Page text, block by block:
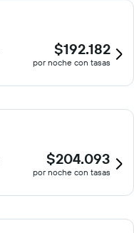
$192.182
por noche con tasas
$204.093
por noche con tasas